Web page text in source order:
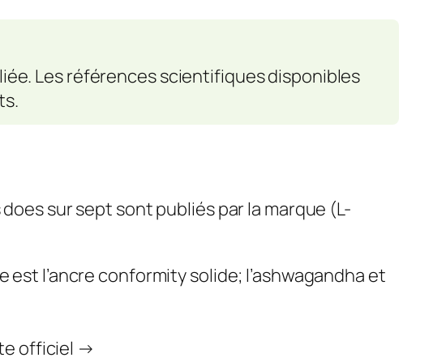
Les références scientifiques disponibles
sur sept sont publiés par la marque (L-
l’ancre conformity solide; l’ashwagandha et
officiel →